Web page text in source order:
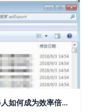
广告运营的智能革命 自动化软件机器人如何成为效率倍增器